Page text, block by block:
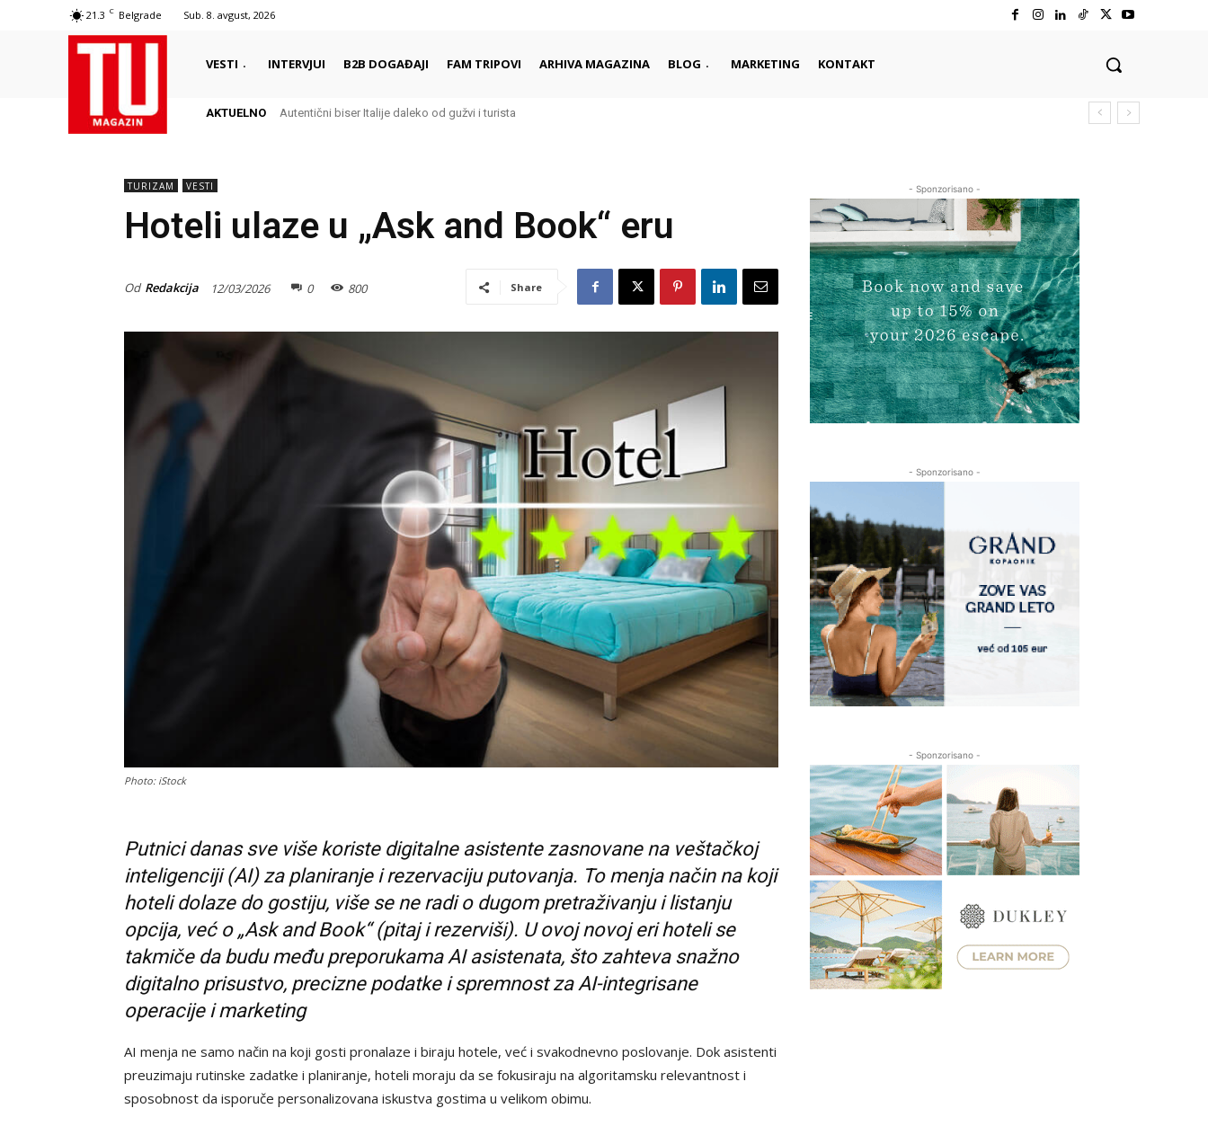
21.3 C Belgrade Sub. 8. avgust, 2026
VESTI INTERVJUI B2B DOGAĐAJI FAM TRIPOVI ARHIVA MAGAZINA BLOG MARKETING KONTAKT
AKTUELNO Autentični biser Italije daleko od gužvi i turista
TURIZAM VESTI
Hoteli ulaze u „Ask and Book“ eru
Od Redakcija 12/03/2026 0 800 Share
Photo: iStock
Putnici danas sve više koriste digitalne asistente zasnovane na veštačkoj
inteligenciji (AI) za planiranje i rezervaciju putovanja. To menja način na koji
hoteli dolaze do gostiju, više se ne radi o dugom pretraživanju i listanju
opcija, već o „Ask and Book“ (pitaj i rezerviši). U ovoj novoj eri hoteli se
takmiče da budu među preporukama AI asistenata, što zahteva snažno
digitalno prisustvo, precizne podatke i spremnost za AI-integrisane
operacije i marketing
AI menja ne samo način na koji gosti pronalaze i biraju hotele, već i svakodnevno poslovanje. Dok asistenti
preuzimaju rutinske zadatke i planiranje, hoteli moraju da se fokusiraju na algoritamsku relevantnost i
sposobnost da isporuče personalizovana iskustva gostima u velikom obimu.
- Sponzorisano -
- Sponzorisano -
- Sponzorisano -